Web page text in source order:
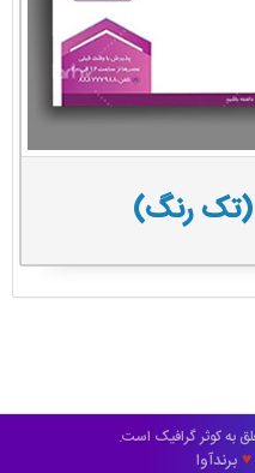
به کوثر گرافیک است.
♥ برندآوا